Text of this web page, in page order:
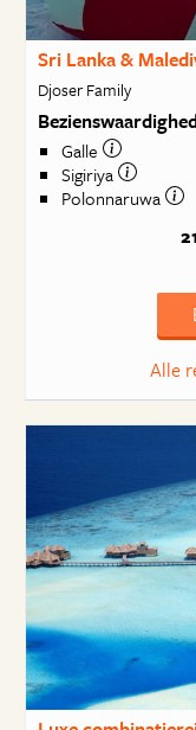
Sri Lanka &
Djoser Family
Galle
Sigiriya
Polonnaruwa
Alle